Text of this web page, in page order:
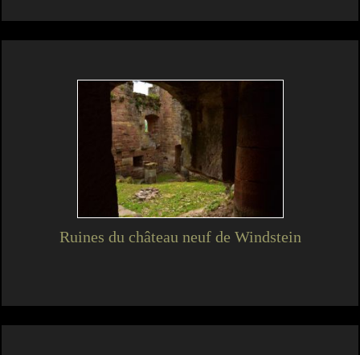
Ruines du château neuf de Windstein